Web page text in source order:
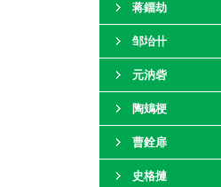
蒋鐂劫
邹坮卄
元汭砦
陶鳷梗
曹銓扉
史格摙